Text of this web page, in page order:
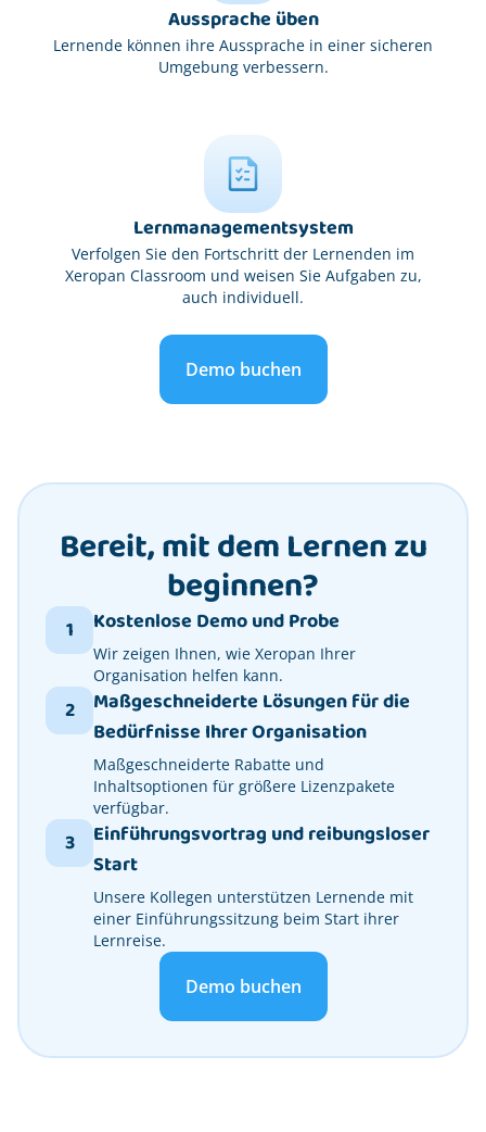
Aussprache üben
Lernende können ihre Aussprache in einer sicheren
Umgebung verbessern.
Lernmanagementsystem
Verfolgen Sie den Fortschritt der Lernenden im
Xeropan Classroom und weisen Sie Aufgaben zu,
auch individuell.
Demo buchen
Bereit, mit dem Lernen zu
beginnen?
1 Kostenlose Demo und Probe
Wir zeigen Ihnen, wie Xeropan Ihrer
Organisation helfen kann.
2
Maßgeschneiderte Lösungen für die
Bedürfnisse Ihrer Organisation
Maßgeschneiderte Rabatte und
Inhaltsoptionen für größere Lizenzpakete
verfügbar.
3
Einführungsvortrag und reibungsloser
Start
Unsere Kollegen unterstützen Lernende mit
einer Einführungssitzung beim Start ihrer
Lernreise.
Demo buchen